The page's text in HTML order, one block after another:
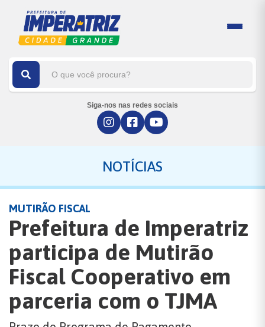
Siga-nos nas redes sociais
NOTÍCIAS
MUTIRÃO FISCAL
Prefeitura de Imperatriz
participa de Mutirão
Fiscal Cooperativo em
parceria com o TJMA